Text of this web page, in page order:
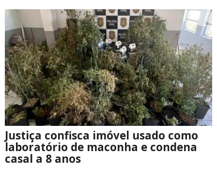
Justiça confisca imóvel usado como
laboratório de maconha e condena
casal a 8 anos